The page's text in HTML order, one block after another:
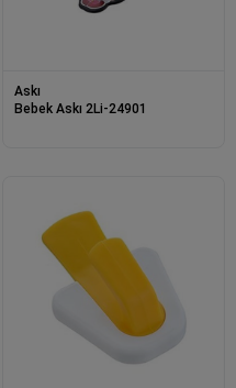
Askı
Bebek Askı 2Li-24901